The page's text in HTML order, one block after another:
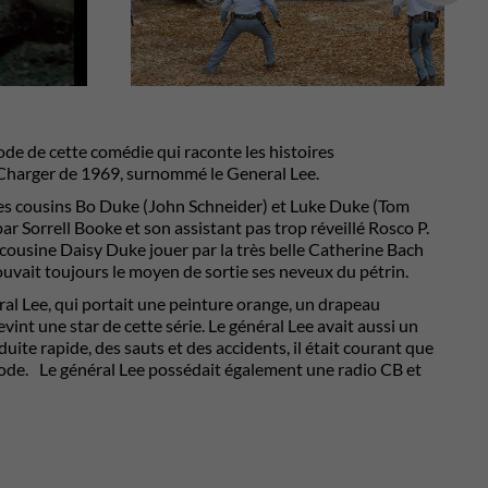
de cette comédie qui raconte les histoires
de 1969, surnommé le General Lee.
cousins ​​Bo Duke (John Schneider) et Luke Duke (Tom
Sorrell Booke et son assistant pas trop réveillé Rosco P.
Daisy Duke jouer par la très belle Catherine Bach
toujours le moyen de sortie ses neveux du pétrin.
Lee, qui portait une peinture orange, un drapeau
une star de cette série. Le général Lee avait aussi un
rapide, des sauts et des accidents, il était courant que
Le général Lee possédait également une radio CB et